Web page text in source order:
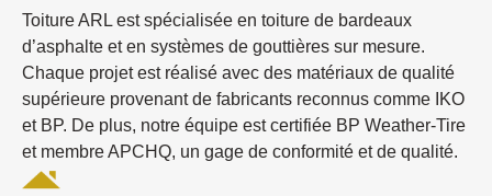
Toiture ARL est spécialisée en toiture de bardeaux
d’asphalte et en systèmes de gouttières sur mesure.
Chaque projet est réalisé avec des matériaux de qualité
supérieure provenant de fabricants reconnus comme IKO
et BP. De plus, notre équipe est certifiée BP Weather-Tire
et membre APCHQ, un gage de conformité et de qualité.